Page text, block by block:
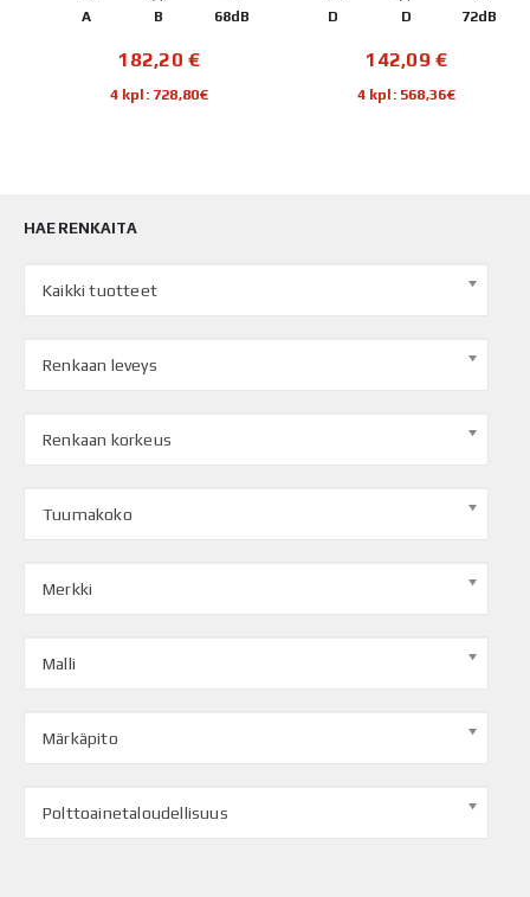
A B 68dB
182,20€
4 kpl: 728,80€
D D 72dB
142,09€
4 kpl: 568,36€
HAE RENKAITA
Kaikki tuotteet
Renkaan leveys
Renkaan korkeus
Tuumakoko
Merkki
Malli
Märkäpito
Polttoainetaloudellisuus